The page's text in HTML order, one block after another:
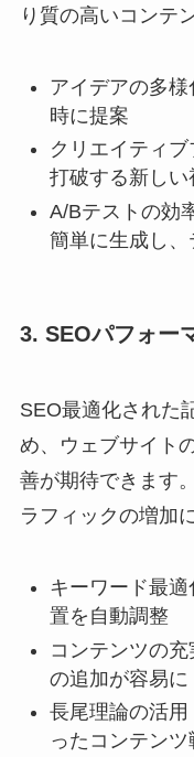
り質の高いコンテ
アイデアの多
時に提案
クリエイティ
打破する新し
A/Bテストの効
簡単に生成し
3. SEOパフォー
SEO最適化された
め、ウェブサイト
善が期待できます
ラフィックの増加
キーワード最
置を自動調整
コンテンツの
の追加が容易に
長尾理論の活用
ったコンテン